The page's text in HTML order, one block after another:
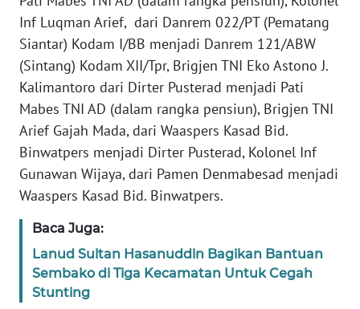
Inf Luqman Arief, dari Danrem 022/PT (Pematang
Siantar) Kodam I/BB menjadi Danrem 121/ABW
(Sintang) Kodam XII/Tpr, Brigjen TNI Eko Astono J.
Kalimantoro dari Dirter Pusterad menjadi Pati
Mabes TNI AD (dalam rangka pensiun), Brigjen TNI
Arief Gajah Mada, dari Waaspers Kasad Bid.
Binwatpers menjadi Dirter Pusterad, Kolonel Inf
Gunawan Wijaya, dari Pamen Denmabesad menjadi
Waaspers Kasad Bid. Binwatpers.
Baca Juga:
Lanud Sultan Hasanuddin Bagikan Bantuan
Sembako di Tiga Kecamatan Untuk Cegah
Stunting
WN
KALTARA
KALSEL
WN
KALTIM
WN
WN
GORONTALO